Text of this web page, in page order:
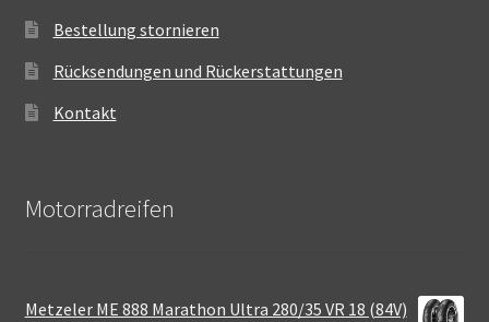
Bestellung stornieren
Rücksendungen und Rückerstattungen
Kontakt
Motorradreifen
Metzeler ME 888 Marathon Ultra 280/35 VR 18 (84V)